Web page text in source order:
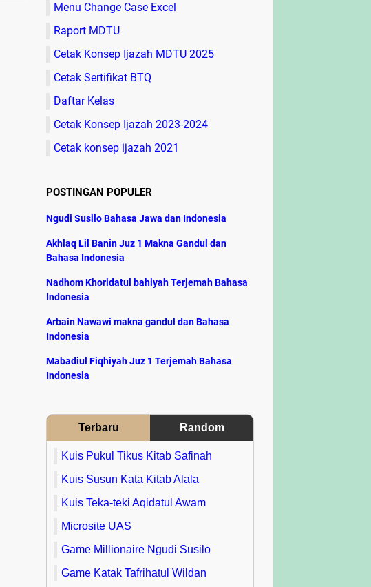
Menu Change Case Excel
Raport MDTU
Cetak Konsep Ijazah MDTU 2025
Cetak Sertifikat BTQ
Daftar Kelas
Cetak Konsep Ijazah 2023-2024
Cetak konsep ijazah 2021
POSTINGAN POPULER
Ngudi Susilo Bahasa Jawa dan Indonesia
Akhlaq Lil Banin Juz 1 Makna Gandul dan
Bahasa Indonesia
Nadhom Khoridatul bahiyah Terjemah Bahasa
Indonesia
Arbain Nawawi makna gandul dan Bahasa
Indonesia
Mabadiul Fiqhiyah Juz 1 Terjemah Bahasa
Indonesia
Terbaru Random
Kuis Pukul Tikus Kitab Safinah
Kuis Susun Kata Kitab Alala
Kuis Teka-teki Aqidatul Awam
Microsite UAS
Game Millionaire Ngudi Susilo
Game Katak Tafrihatul Wildan